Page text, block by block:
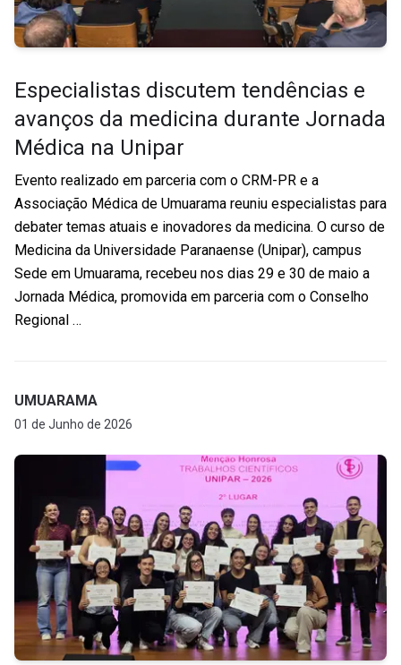
Especialistas discutem tendências e
avanços da medicina durante Jornada
Médica na Unipar
Evento realizado em parceria com o CRM-PR e a
Associação Médica de Umuarama reuniu especialistas para
debater temas atuais e inovadores da medicina. O curso de
Medicina da Universidade Paranaense (Unipar), campus
Sede em Umuarama, recebeu nos dias 29 e 30 de maio a
Jornada Médica, promovida em parceria com o Conselho
Regional …
UMUARAMA
01 de Junho de 2026